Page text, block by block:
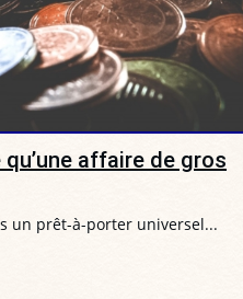
qu’une affaire de gros
un prêt-à-porter universel...